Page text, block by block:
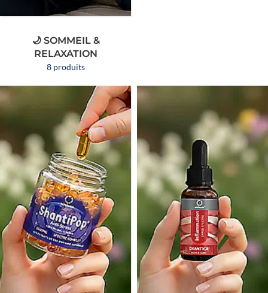
🌙 SOMMEIL &
RELAXATION
8 produits